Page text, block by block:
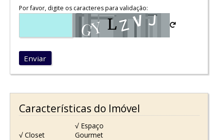
Por favor, digite os caracteres para validação:
Enviar
Características do Imóvel
√ Closet
√ Espaço
Gourmet